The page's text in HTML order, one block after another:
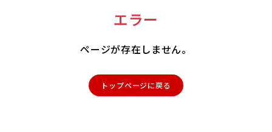
エラー
ページが存在しません。
トップページに戻る